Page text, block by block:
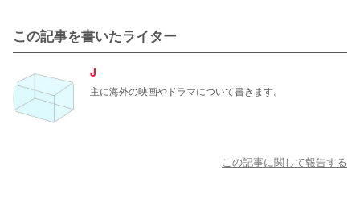
この記事を書いたライター
J
主に海外の映画やドラマについて書きます。
この記事に関して報告する